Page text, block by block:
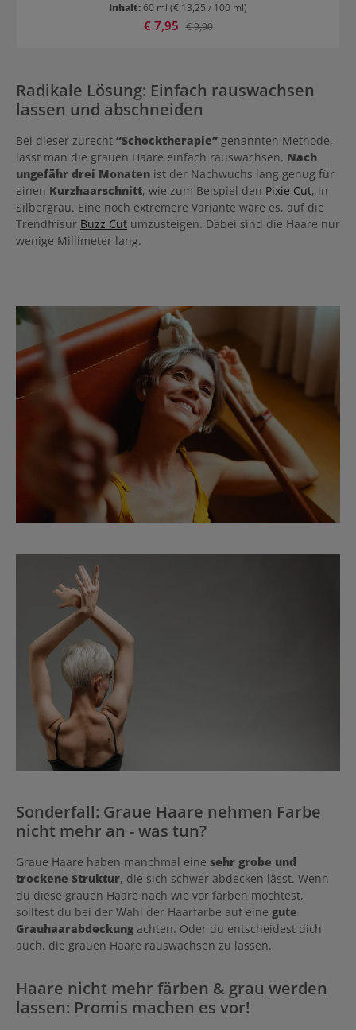
Inhalt: 60 ml (€ 13,25 / 100 ml)
Verkaufspreis:
€ 7,95 Regulärer Preis:
€ 9,90
Radikale Lösung: Einfach rauswachsen
lassen und abschneiden
Bei dieser zurecht “Schocktherapie” genannten Methode,
lässt man die grauen Haare einfach rauswachsen. Nach
ungefähr drei Monaten ist der Nachwuchs lang genug für
einen Kurzhaarschnitt, wie zum Beispiel den Pixie Cut, in
Silbergrau. Eine noch extremere Variante wäre es, auf die
Trendfrisur Buzz Cut umzusteigen. Dabei sind die Haare nur
wenige Millimeter lang.
Sonderfall: Graue Haare nehmen Farbe
nicht mehr an - was tun?
Graue Haare haben manchmal eine sehr grobe und
trockene Struktur, die sich schwer abdecken lässt. Wenn
du diese grauen Haare nach wie vor färben möchtest,
solltest du bei der Wahl der Haarfarbe auf eine gute
Grauhaarabdeckung achten. Oder du entscheidest dich
auch, die grauen Haare rauswachsen zu lassen.
Haare nicht mehr färben & grau werden
lassen: Promis machen es vor!